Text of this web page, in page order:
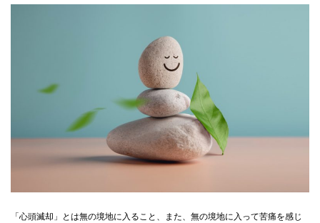
「心頭滅却」とは無の境地に入ること、また、無の境地に入って苦痛を感じ